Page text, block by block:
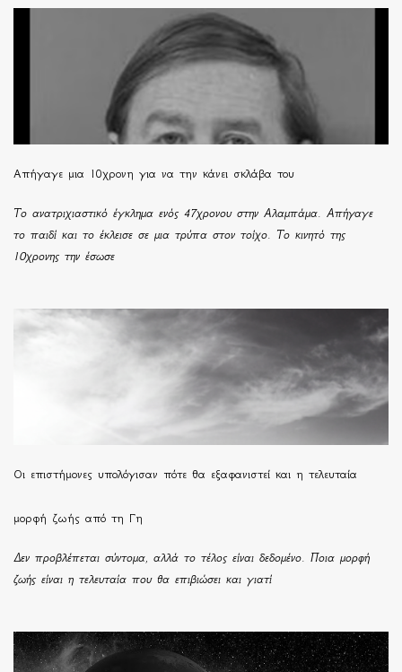
Απήγαγε μια 10χρονη για να την κάνει σκλάβα του
Το ανατριχιαστικό έγκλημα ενός 47χρονου στην Αλαμπάμα. Απήγαγε
το παιδί και το έκλεισε σε μια τρύπα στον τοίχο. Το κινητό της
10χρονης την έσωσε
Οι επιστήμονες υπολόγισαν πότε θα εξαφανιστεί και η τελευταία
μορφή ζωής από τη Γη
Δεν προβλέπεται σύντομα, αλλά το τέλος είναι δεδομένο. Ποια μορφή
ζωής είναι η τελευταία που θα επιβιώσει και γιατί